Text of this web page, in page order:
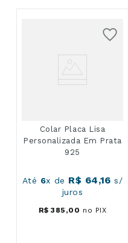
Colar Placa Lisa
Personalizada Em Prata
925
Até 6x de R$ 64,16 s/
juros
R$ 385 ,00 no PIX